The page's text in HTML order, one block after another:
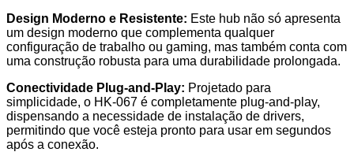
3.0
HK-
067
Design Moderno e Resistente: Este hub não só apresenta
um design moderno que complementa qualquer
configuração de trabalho ou gaming, mas também conta com
uma construção robusta para uma durabilidade prolongada.
Conectividade Plug-and-Play: Projetado para
simplicidade, o HK-067 é completamente plug-and-play,
dispensando a necessidade de instalação de drivers,
permitindo que você esteja pronto para usar em segundos
após a conexão.